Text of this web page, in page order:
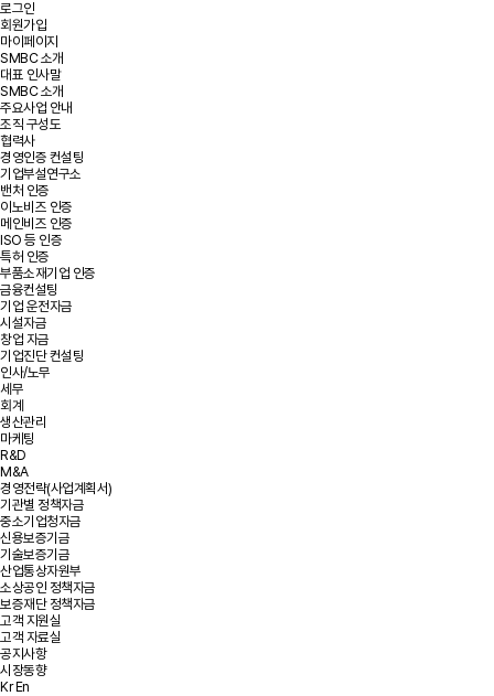
로그인
회원가입
마이페이지
SMBC 소개
대표 인사말
SMBC 소개
주요사업 안내
조직 구성도
협력사
경영인증 컨설팅
기업부설연구소
밴처 인증
이노비즈 인증
메인비즈 인증
ISO 등 인증
특허 인증
부품소재기업 인증
금융컨설팅
기업 운전자금
시설자금
창업 자금
기업진단 컨설팅
인사/노무
세무
회계
생산관리
마케팅
R&D
M&A
경영전략(사업계획서)
기관별 정책자금
중소기업청자금
신용보증기금
기술보증기금
산업통상자원부
소상공인 정책자금
보증재단 정책자금
고객 지원실
고객 자료실
공지사항
시장동향
Kr En